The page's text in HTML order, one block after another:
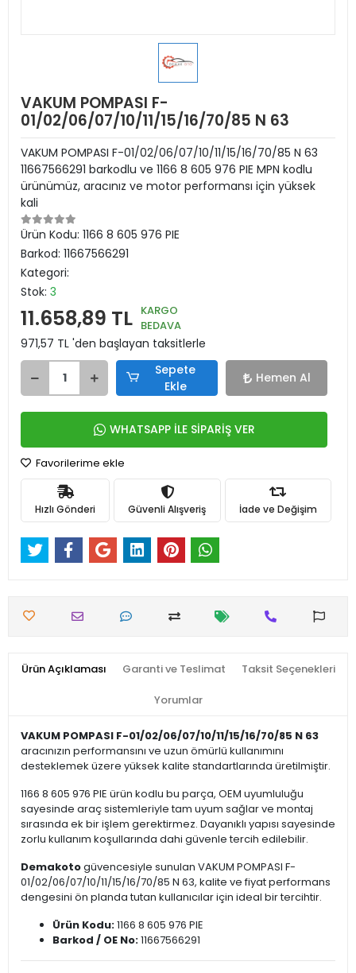
VAKUM POMPASI F-
01/02/06/07/10/11/15/16/70/85 N 63
VAKUM POMPASI F-01/02/06/07/10/11/15/16/70/85 N 63
11667566291 barkodlu ve 1166 8 605 976 PIE MPN kodlu
ürünümüz, aracınız ve motor performansı için yüksek
kali
Ürün Kodu: 1166 8 605 976 PIE
Barkod: 11667566291
Kategori:
Stok: 3
11.658,89 TL KARGO
BEDAVA
971,57 TL 'den başlayan taksitlerle
Sepete
Ekle
Hemen Al
WHATSAPP İLE SİPARİŞ VER
Favorilerime ekle
Hızlı Gönderi Güvenli Alışveriş İade ve Değişim
Ürün Açıklaması Garanti ve Teslimat Taksit Seçenekleri
Yorumlar
VAKUM POMPASI F-01/02/06/07/10/11/15/16/70/85 N 63
aracınızın performansını ve uzun ömürlü kullanımını
desteklemek üzere yüksek kalite standartlarında üretilmiştir.
1166 8 605 976 PIE ürün kodlu bu parça, OEM uyumluluğu
sayesinde araç sistemleriyle tam uyum sağlar ve montaj
sırasında ek bir işlem gerektirmez. Dayanıklı yapısı sayesinde
zorlu kullanım koşullarında dahi güvenle tercih edilebilir.
Demakotogüvencesiyle sunulan VAKUM POMPASI F-
01/02/06/07/10/11/15/16/70/85 N 63, kalite ve fiyat performans
dengesini ön planda tutan kullanıcılar için ideal bir tercihtir.
Ürün Kodu:1166 8 605 976 PIE
Barkod / OE No:11667566291